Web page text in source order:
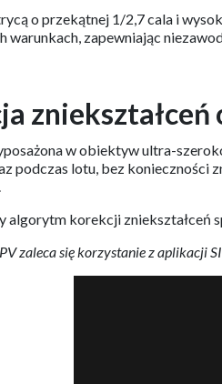
o przekątnej 1/2,7 cala i
warunkach, zapewniając
w obiektyw ultra-
podczas lotu, bez konieczności
algorytm korekcji zniekształceń
zaleca się korzystanie z aplikacji